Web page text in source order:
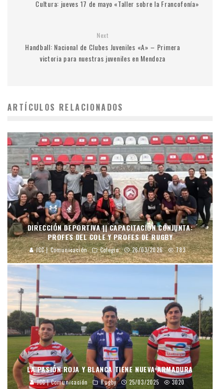
Cultura: jueves 17 de mayo «Taller sobre la Francofonía»
Next
Handball: Nacional de Clubes Juveniles «A» – Primera
victoria para nuestras juveniles en Mendoza
ARTÍCULOS RELACIONADOS
DIRECCIÓN DEPORTIVA || CAPACITACIÓN CONJUNTA:
PROFES DEL COLE Y PROFES DE RUGBY
JCC | Comunicación Colegio 26/03/2026 783
LA PASIÓN ROJA Y BLANCA TIENE NUEVA ARMADURA
JCC | Comunicación Rugby 25/03/2025 3020